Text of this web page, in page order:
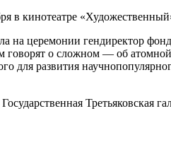
в кинотеатре
на церемонии гендиректор
о сложном — ​об
для развития
Третьяковская